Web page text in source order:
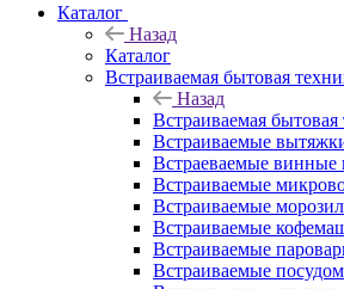
Каталог
Назад
Каталог
Встраиваемая бытовая
Назад
Встраиваемая бытовая
Встраиваемые
Встраеваемые
Встраиваемые
Встраиваемые
Встраиваемые
Встраиваемые
Встраиваемые